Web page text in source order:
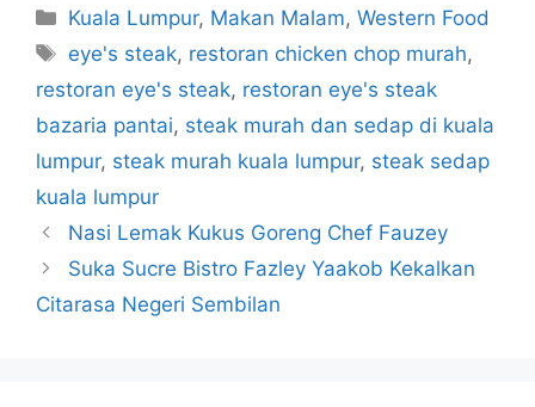
Categories
Kuala Lumpur, Makan Malam,Western Food
Tags
eye's steak, restoran chicken chop murah,
restoran eye's steak, restoran eye's steak
bazaria pantai, steak murah dan sedap di kuala
lumpur, steak murah kuala lumpur, steak sedap
kuala lumpur
Nasi Lemak Kukus Goreng Chef Fauzey
Suka Sucre Bistro Fazley Yaakob Kekalkan
Citarasa Negeri Sembilan